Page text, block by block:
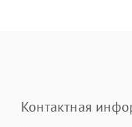
Контактная